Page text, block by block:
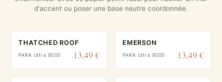
d'accent ou poser une base neutre coordonnée.
THATCHED ROOF
PARA Ultra 8000 13,49 €
EMERSON
PARA Ultra 8000 13,49 €